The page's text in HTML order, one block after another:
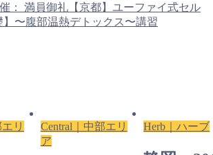
催： 満員御礼【京都】ユーファイ式セル
】〜腹部温熱デトックス〜講習
リ
Central｜中部エリ
ア
Herb｜ハーブ